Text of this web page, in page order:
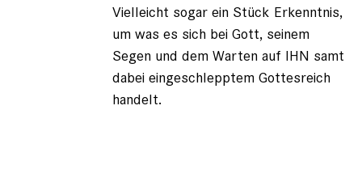
Vielleicht sogar ein Stück Erkenntnis,
um was es sich bei Gott, seinem
Segen und dem Warten auf IHN samt
dabei eingeschlepptem Gottesreich
handelt.